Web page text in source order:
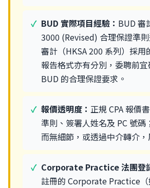
BUD 實際項目經驗： BUD 審
3000 (Revised) 合理保證準
審計（HKSA 200 系列）採用
報告格式亦有分別，委聘前
BUD 的合理保證要求。
報價透明度： 正規 CPA 報價
準則、簽署人姓名及 PC 號碼
而無細節，或透過中介轉介，
Corporate Practice 法團登
註冊的 Corporate Practice